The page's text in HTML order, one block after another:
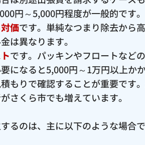
円～5,000円程度が一般的です。
価です。単純なつまり除去から
は異なります。
です。パッキンやフロートなど
になると5,000円～1万円以上か
もりで確認することが重要です
さくら市でも増えています。
るのは、主に以下のような場合